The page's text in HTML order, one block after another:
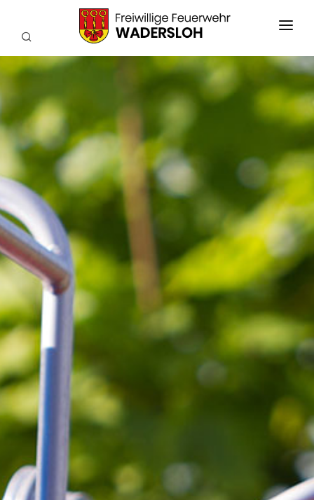
AKTUELLES
WIR ÜBER UNS
FEUERWEHRKAPELLE
TECHNIK
SERVICE